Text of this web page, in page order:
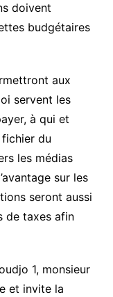
doivent
budgétaires
aux
servent les
à qui et
du
les médias
sur les
seront aussi
de taxes afin
1, monsieur
et invite la